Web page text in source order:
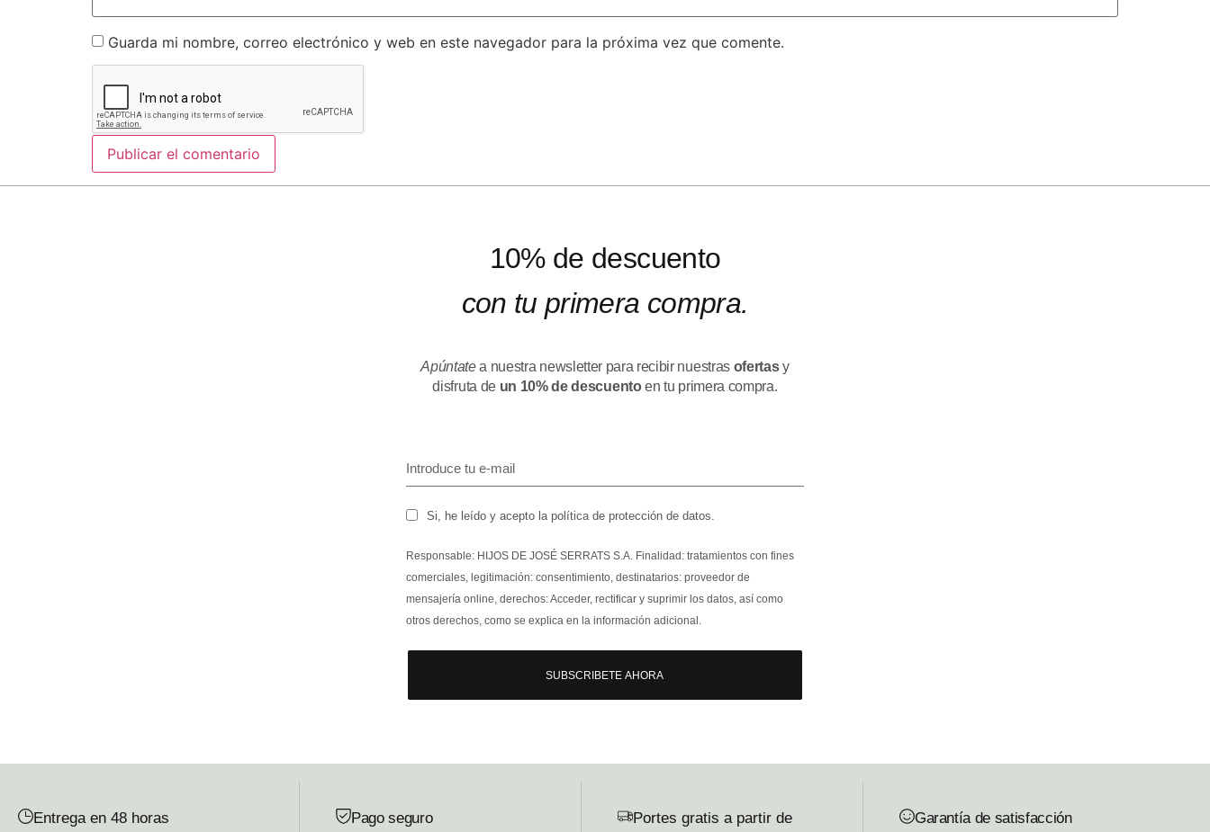
Guarda mi nombre, correo electrónico y web en este navegador para la próxima vez que comente.
10% de descuento
con tu primera compra.
Apúntatea nuestra newsletter para recibir nuestras ofertasy
disfruta de un 10% de descuentoen tu primera compra.
Si, he leído y acepto la política de protección de datos.
Responsable: HIJOS DE JOSÉ SERRATS S.A. Finalidad: tratamientos con fines
comerciales, legitimación: consentimiento, destinatarios: proveedor de
mensajería online, derechos: Acceder, rectificar y suprimir los datos, así como
otros derechos, como se explica en la información adicional.
SUBSCRIBETE AHORA
Entrega en 48 horas Pago seguro
Portes gratis a partir de
Garantía de satisfacción